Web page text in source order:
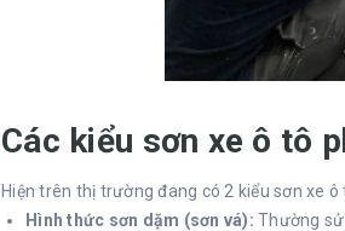
Các kiểu sơn xe ô tô
Hiện trên thị trường đang có 2 kiểu sơn xe
Hình thức sơn dặm (sơn vá): Thường